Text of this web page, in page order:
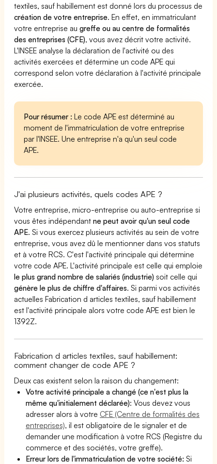
textiles, sauf habillement est donné lors du processus de
création de votre entreprise. En effet, en immatriculant
votre entreprise augreffe ou au centre de formalités
des entreprises (CFE), vous avez décrit votre activité.
L'INSEE analyse la déclaration de l'activité ou des
activités exercées et détermine un code APE qui
correspond selon votre déclaration à l'activité principale
exercée.
Pour résumer : Le code APE est déterminé au
moment de l'immatriculation de votre entreprise
par l'INSEE. Une entreprise n'a qu'un seul code
APE.
J'ai plusieurs activités, quels codes APE ?
Votre entreprise, micro-entreprise ou auto-entreprise si
vous êtes indépendantne peut avoir qu'un seul code
APE. Si vous exercez plusieurs activités au sein de votre
entreprise, vous avez dû le mentionner dans vos statuts
et à votre RCS. C'est l'activité principale qui détermine
votre code APE. L'activité principale est celle qui emploie
le plus grand nombre de salariés (industrie) soit celle qui
génère le plus de chiffre d'affaires. Si parmi vos activités
actuelles Fabrication d articles textiles, sauf habillement
est l'activité principale alors votre code APE est bien le
1392Z.
Fabrication d articles textiles, sauf habillement:
comment changer de code APE ?
Deux cas existent selon la raison du changement:
Votre activité principale a changé (ce n'est plus la
même qu'initialement déclarée): Vous devez vous
adresser alors à votre CFE (Centre de formalités des
entreprises), il est obligatoire de le signaler et de
demander une modification à votre RCS (Registre du
commerce et des sociétés, votre greffe).
Erreur lors de l'immatriculation de votre société:Si